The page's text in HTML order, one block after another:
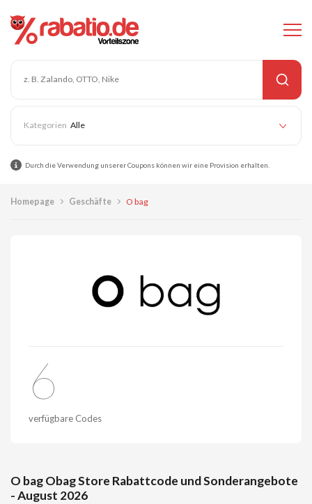
Alle
Durch die Verwendung unserer Coupons können wir eine Provision erhalten.
Homepage Geschäfte O bag
6
verfügbare Codes
O bag Obag Store Rabattcode und Sonderangebote
- August 2026